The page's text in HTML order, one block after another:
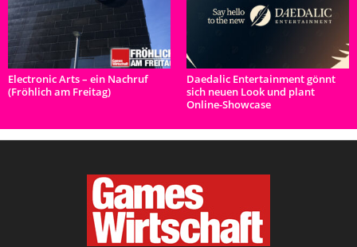
Electronic Arts – ein Nachruf
(Fröhlich am Freitag)
Daedalic Entertainment gönnt
sich neuen Look und plant
Online-Showcase